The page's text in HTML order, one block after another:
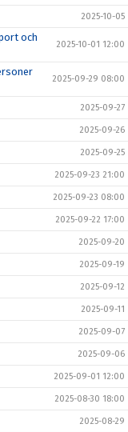
2025-10-05
och
2025-10-01 12:00
2025-09-29 08:00
2025-09-27
2025-09-26
2025-09-25
2025-09-23 21:00
2025-09-23 08:00
2025-09-22 17:00
2025-09-20
2025-09-19
2025-09-12
2025-09-11
2025-09-07
2025-09-06
2025-09-01 12:00
2025-08-30 18:00
2025-08-29